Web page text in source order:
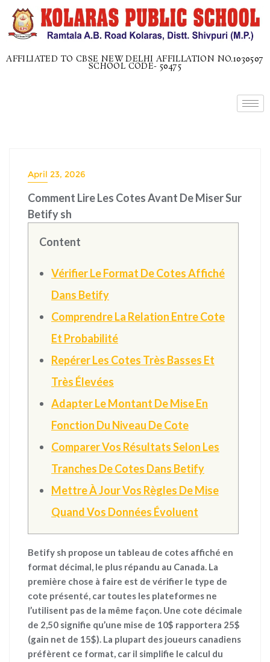
AFFILIATED TO CBSE NEW DELHI AFFILLATION NO.1030507
SCHOOL CODE- 50475
April 23, 2026
Comment Lire Les Cotes Avant De Miser Sur
Betify sh
Content
Vérifier Le Format De Cotes Affiché
Dans Betify
Comprendre La Relation Entre Cote
Et Probabilité
Repérer Les Cotes Très Basses Et
Très Élevées
Adapter Le Montant De Mise En
Fonction Du Niveau De Cote
Comparer Vos Résultats Selon Les
Tranches De Cotes Dans Betify
Mettre À Jour Vos Règles De Mise
Quand Vos Données Évoluent
Betify sh propose un tableau de cotes affiché en
format décimal, le plus répandu au Canada. La
première chose à faire est de vérifier le type de
cote présenté, car toutes les plateformes ne
l’utilisent pas de la même façon. Une cote décimale
de 2,50 signifie qu’une mise de 10$ rapportera 25$
(gain net de 15$). La plupart des joueurs canadiens
préfèrent ce format, car il simplifie le calcul du